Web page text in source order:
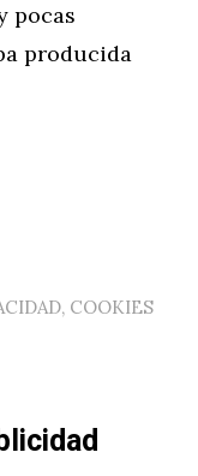
pocas
producida
COOKIES